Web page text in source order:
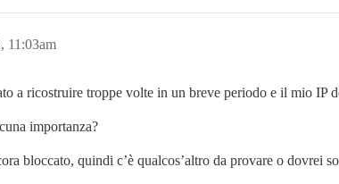
11:03am
a ricostruire troppe volte in un breve periodo e il mio IP
importanza?
bloccato, quindi c’è qualcos’altro da provare o dovrei